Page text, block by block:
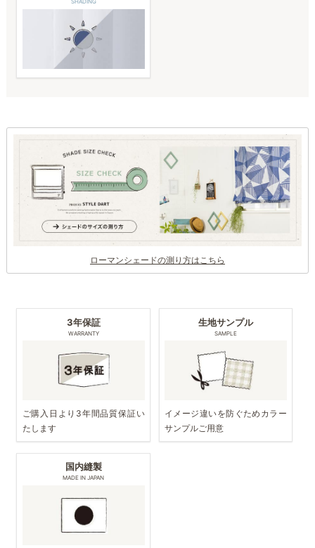
SHADING
ローマンシェードの測り方はこちら
3年保証
WARRANTY
ご購入日より3年間品質保証い
たします
生地サンプル
SAMPLE
イメージ違いを防ぐためカラー
サンプルご用意
国内縫製
MADE IN JAPAN